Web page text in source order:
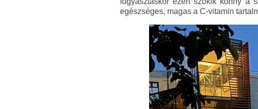
egészséges, magas a C-vitamin